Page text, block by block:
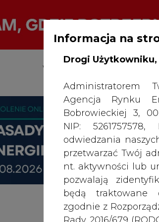
WYDAWCA PORTALU:
Informacja na
Drogi Użytkowniku,
Administratorem
Agencja Rynku
Bobrowieckiej 3,
NIP:
odwiedzania
przetwarzać Twój
nt. aktywności lub
pozwalają
będą traktowane
zgodnie z